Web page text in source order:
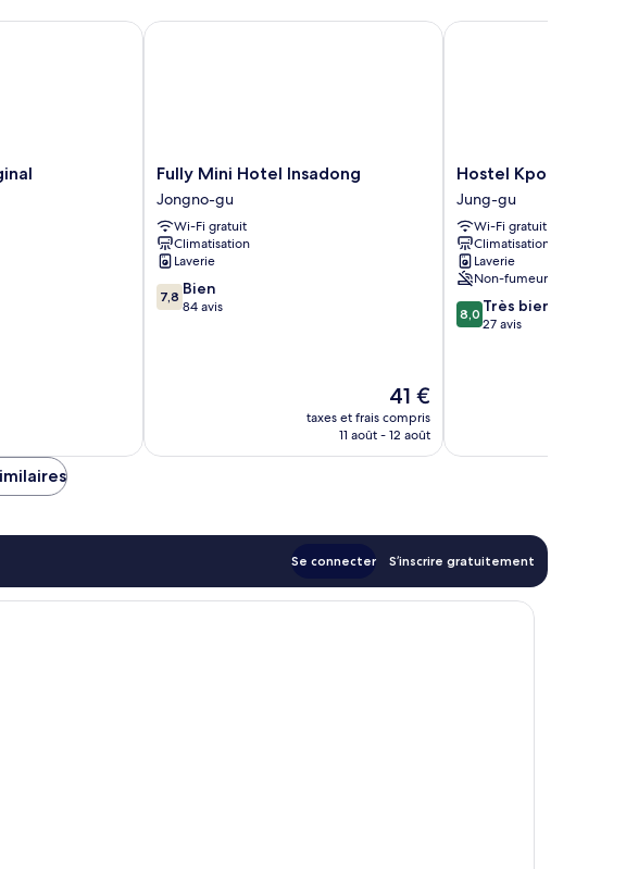
Fully
Mini
Hotel
Insadong
Jongno-
gu
Fully Mini Hotel Insadong
Jongno-gu
Wi-Fi gratuit
Climatisation
Laverie
7.8
sur
7,8 Bien
84 avis
Le
nouveau
prix
41 €
taxes et frais compris
11 août - 12 août
Fully Mini Hotel Insadong
Hostel
Kpop
Jung-
gu
Hostel Kpop
Jung-gu
Wi-Fi gratuit
Climatisation
Laverie
Non-fumeurs
8.0
sur
8,0 Très bien
27 avis
Hostel Kpop
Se connecter S’inscrire gratuitement